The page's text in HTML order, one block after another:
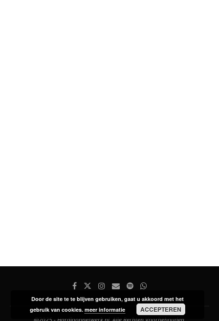
Door de site te te blijven gebruiken, gaat u akkoord met het
gebruik van cookies.meer informatie ACCEPTEREN